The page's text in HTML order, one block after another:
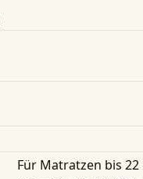
Für Matratzen bis